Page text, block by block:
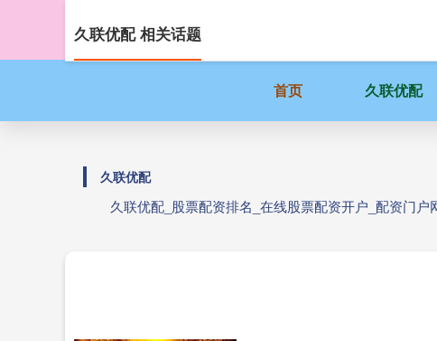
首页 久联优配
久联优配
久联优配_股票配资排名_在线股票配资开户_配资门
久联优配 相关话题